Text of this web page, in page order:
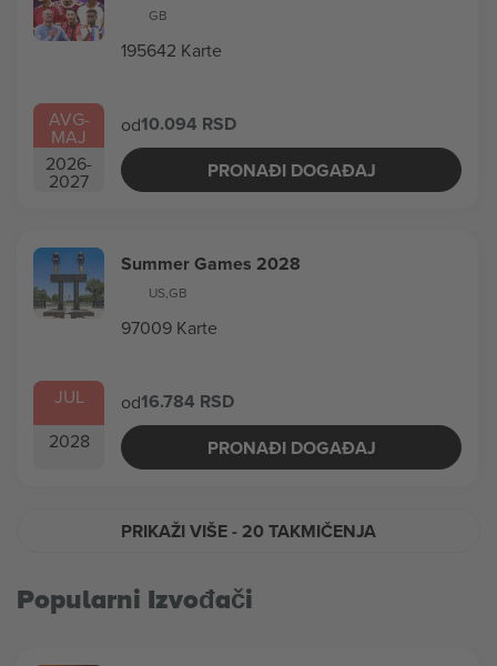
AVG-
MAJ
2026-
2027
GB
195642 Karte
od10.094 RSD
PRONAĐI DOGAĐAJ
JUL
2028
Summer Games 2028
US,GB
97009 Karte
od16.784 RSD
PRONAĐI DOGAĐAJ
PRIKAŽI VIŠE- 20 TAKMIČENJA
Popularni Izvođači